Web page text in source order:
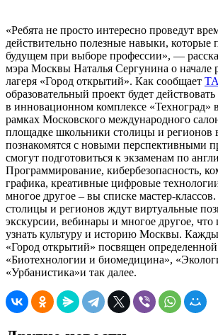
«Ребята не просто интересно проведут
действительно полезные навыки, которые
будущем при выборе профессии», —
мэра Москвы Наталья Сергунина о начале
лагеря «Город открытий». Как сообщает
образовательный проект будет
в инновационном комплексе «Техноград»
рамках Московского международного
площадке школьники столицы и регионов
познакомятся с новыми перспективными
смогут подготовиться к экзаменам по
Программирование, кибербезопасность,
графика, креативные цифровые
многое другое – вы списке мастер-
столицы и регионов ждут виртуальные
экскурсии, вебинары и многое другое,
узнать культуру и историю Москвы.
«Город открытий» посвящен определенной
«Биотехнологии и биомедицина»,
«Урбанистика»и так далее.